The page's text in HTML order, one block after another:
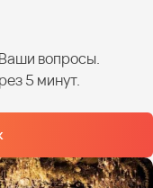
вопросы.
5 минут.